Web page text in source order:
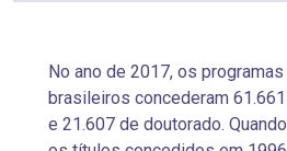
No ano de 2017, os
brasileiros concederam
e 21.607 de doutorado.